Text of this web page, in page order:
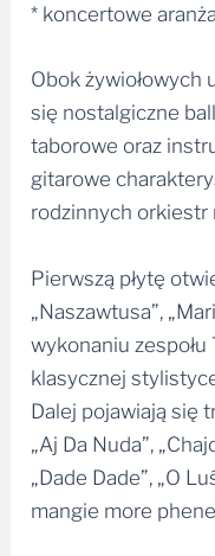
* koncertowe
Obok żywiołowych
się nostalgiczne
taborowe oraz
gitarowe
rodzinnych orkiestr
Pierwszą płytę
„Naszawtusa”,
wykonaniu zespołu
klasycznej
Dalej pojawiają się
„Aj Da Nuda”,
„Dade Dade”, „O
mangie more